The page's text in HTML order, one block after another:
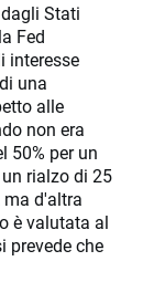
Stati
Fed
interesse
una
alle
non era
50% per un
rialzo di 25
d'altra
è valutata al
prevede che